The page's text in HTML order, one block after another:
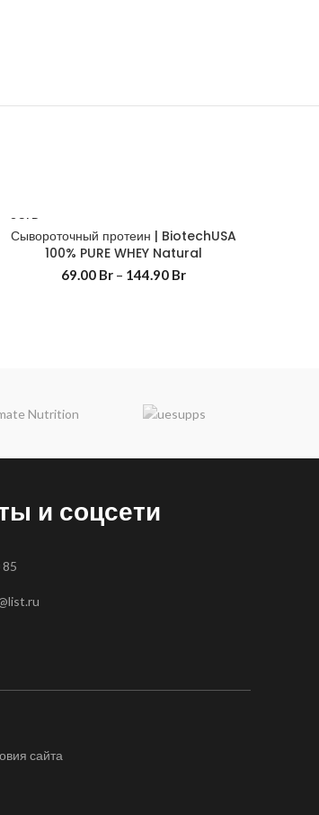
SOLD
OUT
Сывороточный протеин | BiotechUSA
100% PURE WHEY Natural
69.00 Br – 144.90 Br
и соцсети
сайта